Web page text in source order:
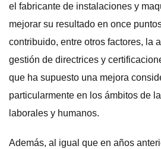
el fabricante de instalaciones y
mejorar su resultado en once
contribuido, entre otros factores, la
gestión de directrices y
que ha supuesto una mejora
particularmente en los ámbitos de
laborales y humanos.
Además, al igual que en años